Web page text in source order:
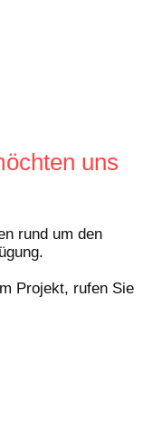
uns
rund um den
Projekt, rufen Sie